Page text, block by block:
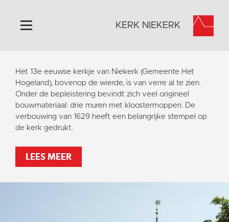
Home
Algemeen
Historie
Omgeving
Activiteiten
Steun ons
Contact
Vaktaal
KERK NIEKERK
Het 13e eeuwse kerkje van Niekerk (Gemeente Het
Hogeland), bovenop de wierde, is van verre al te zien.
Onder de bepleistering bevindt zich veel origineel
bouwmateriaal: drie muren met kloostermoppen. De
verbouwing van 1629 heeft een belangrijke stempel op
de kerk gedrukt.
LEES MEER